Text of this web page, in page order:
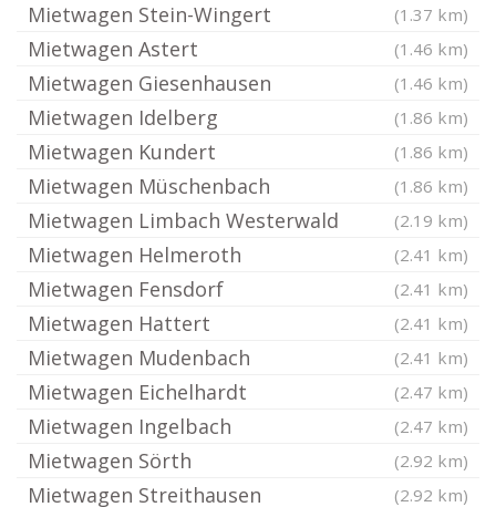
Mietwagen Stein-Wingert (1.37 km)
Mietwagen Astert (1.46 km)
Mietwagen Giesenhausen (1.46 km)
Mietwagen Idelberg (1.86 km)
Mietwagen Kundert (1.86 km)
Mietwagen Müschenbach (1.86 km)
Mietwagen Limbach Westerwald (2.19 km)
Mietwagen Helmeroth (2.41 km)
Mietwagen Fensdorf (2.41 km)
Mietwagen Hattert (2.41 km)
Mietwagen Mudenbach (2.41 km)
Mietwagen Eichelhardt (2.47 km)
Mietwagen Ingelbach (2.47 km)
Mietwagen Sörth (2.92 km)
Mietwagen Streithausen (2.92 km)